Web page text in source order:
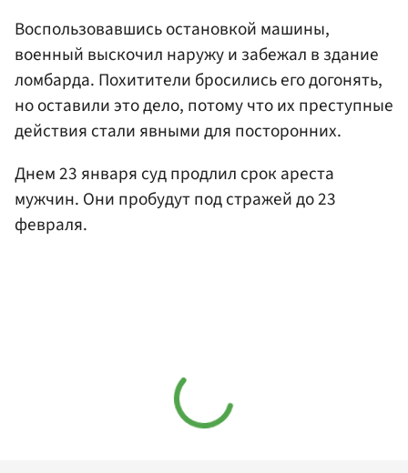
Воспользовавшись остановкой машины,
военный выскочил наружу и забежал в здание
ломбарда. Похитители бросились его догонять,
но оставили это дело, потому что их преступные
действия стали явными для посторонних.
Днем 23 января суд продлил срок ареста
мужчин. Они пробудут под стражей до 23
февраля.